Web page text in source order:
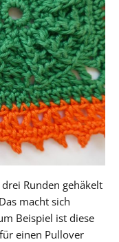
Runden gehäkelt
macht sich
Beispiel ist diese
einen Pullover